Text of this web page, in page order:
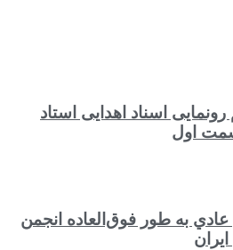
اسناد اهدایی استاد
اول
به طور فوق‌العاده انجمن